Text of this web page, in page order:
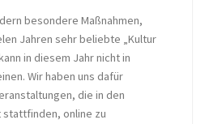
besondere Maßnahmen,
Jahren sehr beliebte „Kultur
in diesem Jahr nicht in
Wir haben uns dafür
die in den
stattfinden, online zu